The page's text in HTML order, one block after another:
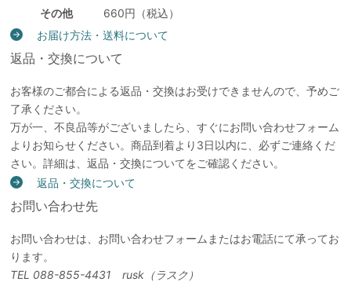
その他
660円（税込）
お届け方法・送料について
返品・交換について
お客様のご都合による返品・交換はお受けできませんので、予めご
了承ください。
万が一、不良品等がございましたら、すぐにお問い合わせフォーム
よりお知らせください。商品到着より3日以内に、必ずご連絡くだ
さい。詳細は、返品・交換についてをご確認ください。
返品・交換について
お問い合わせ先
お問い合わせは、お問い合わせフォームまたはお電話にて承ってお
ります。
TEL 088-855-4431 rusk（ラスク）